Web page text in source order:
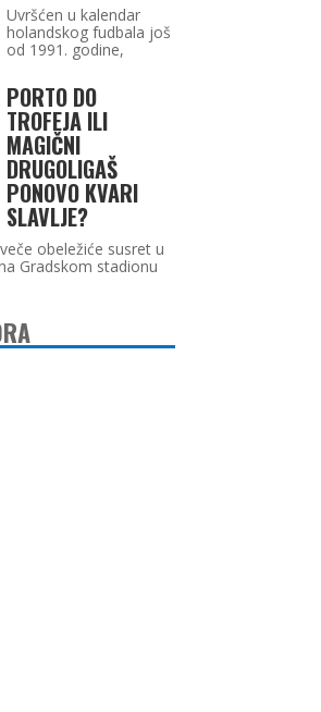
Uvršćen u kalendar
holandskog fudbala još
od 1991. godine,
PORTO DO
TROFEJA ILI
MAGIČNI
DRUGOLIGAŠ
PONOVO KVARI
SLAVLJE?
obeležiće susret u
Gradskom stadionu